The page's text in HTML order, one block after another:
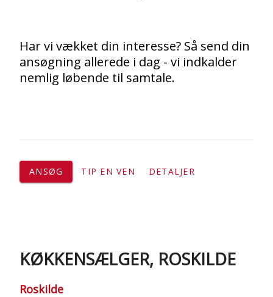
Har vi vækket din interesse? Så send din
ansøgning allerede i dag - vi indkalder
nemlig løbende til samtale.
ANSØG TIP EN VEN DETALJER
KØKKENSÆLGER, ROSKILDE
Roskilde